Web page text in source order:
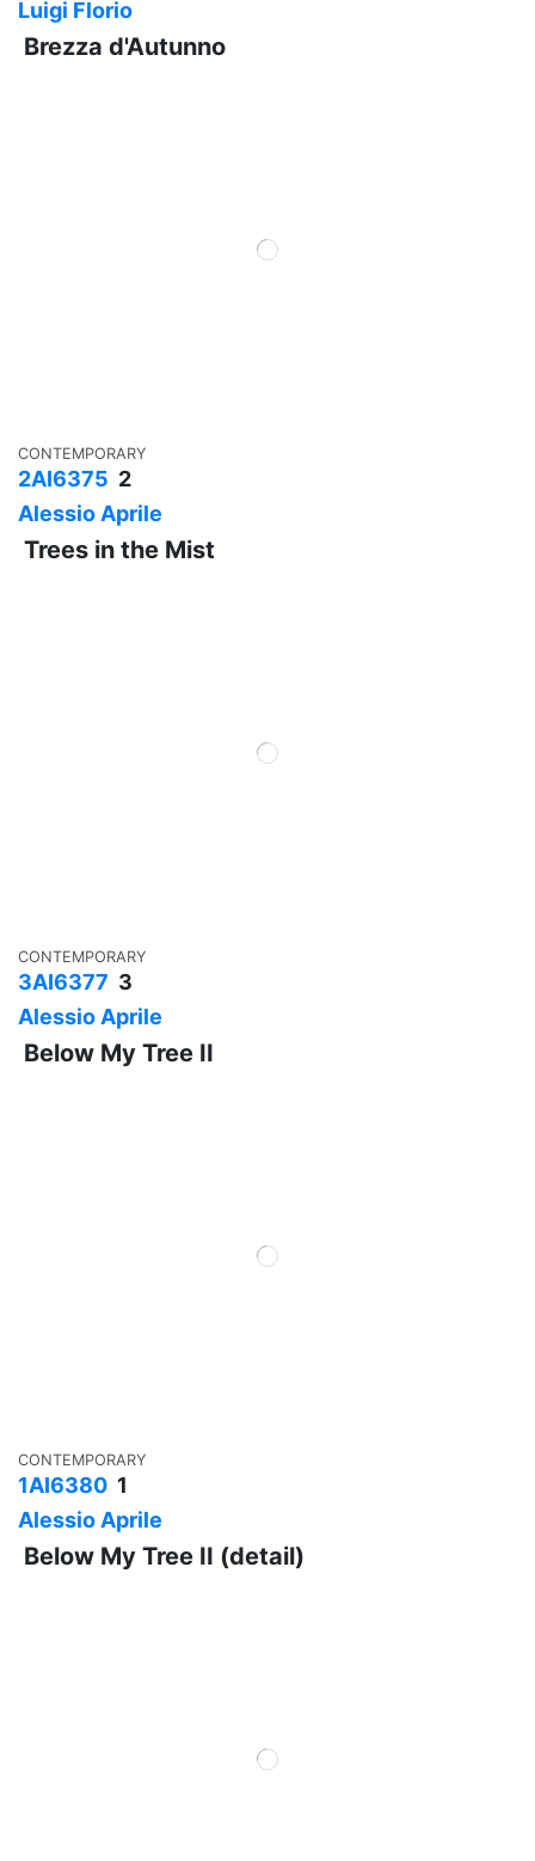
Luigi Florio
Brezza d'Autunno
CONTEMPORARY
2AI6375 2
Alessio Aprile
Trees in the Mist
CONTEMPORARY
3AI6377 3
Alessio Aprile
Below My Tree II
CONTEMPORARY
1AI6380 1
Alessio Aprile
Below My Tree II (detail)